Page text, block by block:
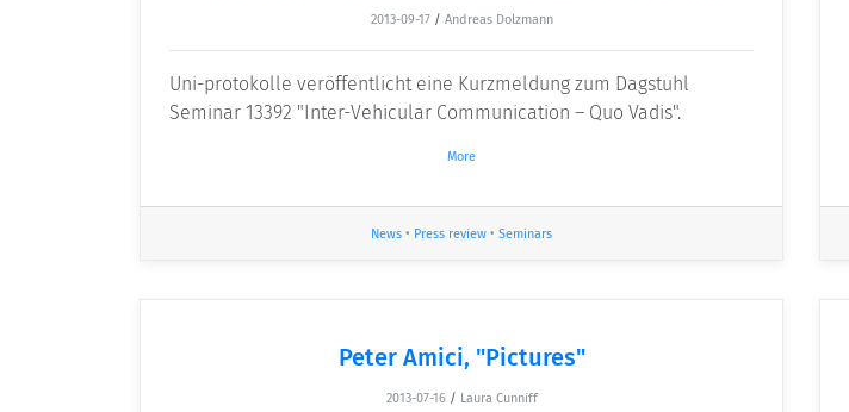
2013-09-17 / Andreas Dolzmann
Uni-protokolle veröffentlicht eine Kurzmeldung zum Dagstuhl
Seminar 13392 "Inter-Vehicular Communication – Quo Vadis".
More
News • Press review • Seminars
Peter Amici, "Pictures"
2013-07-16 / Laura Cunniff